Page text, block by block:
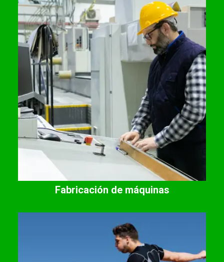
Fabricación de máquinas